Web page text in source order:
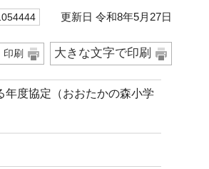
更新日 令和8年5月27日
印刷 大きな文字で印刷
度協定（おおたかの森小学